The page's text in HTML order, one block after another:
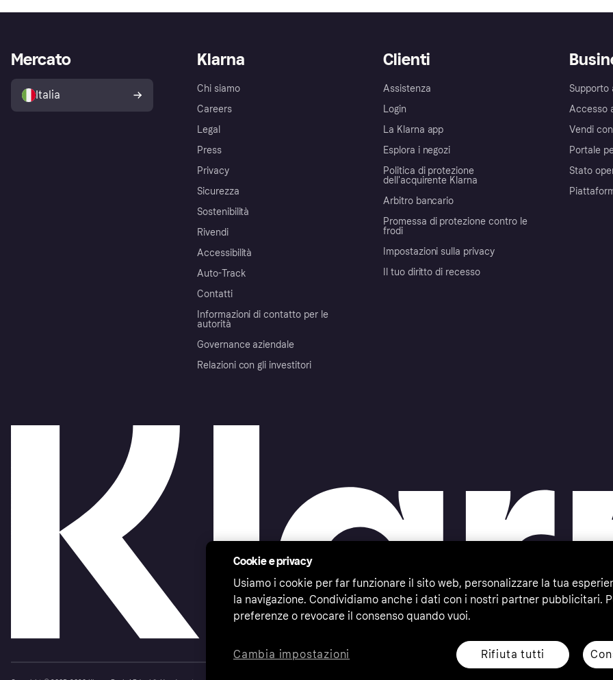
Klarna
Chi siamo
Careers
Legal
Press
Privacy
Sicurezza
Sostenibilità
Rivendi
Accessibilità
Auto-Track
Contatti
Informazioni di contatto per le
autorità
Governance aziendale
Relazioni con gli investitori
Clienti
Assistenza
Login
La Klarna app
Esplora i negozi
Politica di protezione
dell'acquirente Klarna
Arbitro bancario
Promessa di protezione contro le
frodi
Impostazioni sulla privacy
Il tuo diritto di recesso
Supporto
Accesso
Vendi
Portale
Stato
Mercato
Italia
Cookie e privacy
Usiamo i cookie per far funzionare il sito web, personalizzare la tua
la navigazione. Condividiamo anche i dati con i nostri partner pubblicitari.
preferenze o revocare il consenso quando vuoi.
Rifiuta tutti
Cambia impostazioni